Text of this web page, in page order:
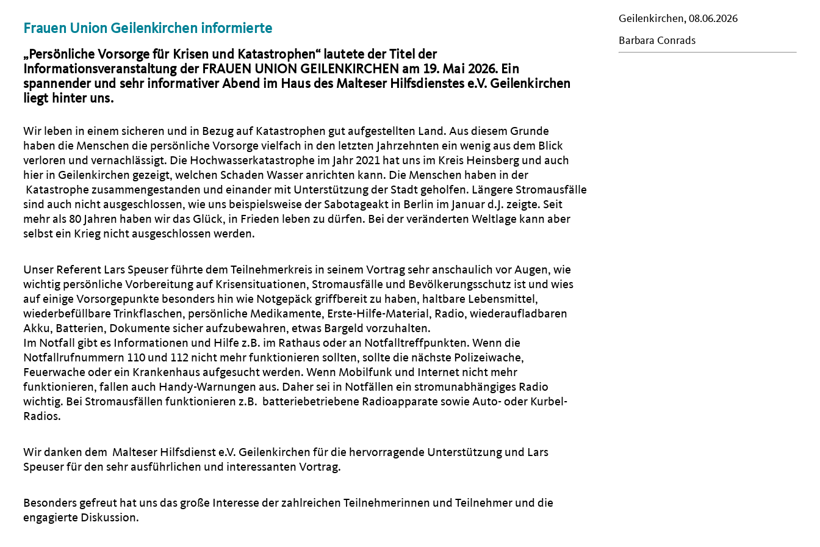
Frauen Union Geilenkirchen informierte
Persönliche Vorsorge für Krisen und Katastrophen“ lautete der Titel der
Informationsveranstaltung der FRAUEN UNION GEILENKIRCHEN am 19. Mai 2026. Ein
spannender und sehr informativer Abend im Haus des Malteser Hilfsdienstes e.V. Geilenkirchen
liegt hinter uns.
Wir leben in einem sicheren und in Bezug auf Katastrophen gut aufgestellten Land. Aus diesem Grunde
haben die Menschen die persönliche Vorsorge vielfach in den letzten Jahrzehnten ein wenig aus dem Blick
verloren und vernachlässigt. Die Hochwasserkatastrophe im Jahr 2021 hat uns im Kreis Heinsberg und auch
hier in Geilenkirchen gezeigt, welchen Schaden Wasser anrichten kann. Die Menschen haben in der
Katastrophe zusammengestanden und einander mit Unterstützung der Stadt geholfen. Längere Stromausfälle
sind auch nicht ausgeschlossen, wie uns beispielsweise der Sabotageakt in Berlin im Januar d.J. zeigte. Seit
mehr als 80 Jahren haben wir das Glück, in Frieden leben zu dürfen. Bei der veränderten Weltlage kann aber
selbst ein Krieg nicht ausgeschlossen werden.
Unser Referent Lars Speuser führte dem Teilnehmerkreis in seinem Vortrag sehr anschaulich vor Augen, wie
wichtig persönliche Vorbereitung auf Krisensituationen, Stromausfälle und Bevölkerungsschutz ist und wies
auf einige Vorsorgepunkte besonders hin wie Notgepäck griffbereit zu haben, haltbare Lebensmittel,
wiederbefüllbare Trinkflaschen, persönliche Medikamente, Erste-Hilfe-Material, Radio, wiederaufladbaren
Akku, Batterien, Dokumente sicher aufzubewahren, etwas Bargeld vorzuhalten.
Im Notfall gibt es Informationen und Hilfe z.B. im Rathaus oder an Notfalltreffpunkten. Wenn die
Notfallrufnummern 110 und 112 nicht mehr funktionieren sollten, sollte die nächste Polizeiwache,
Feuerwache oder ein Krankenhaus aufgesucht werden. Wenn Mobilfunk und Internet nicht mehr
funktionieren, fallen auch Handy-Warnungen aus. Daher sei in Notfällen ein stromunabhängiges Radio
wichtig. Bei Stromausfällen funktionieren z.B. batteriebetriebene Radioapparate sowie Auto- oder Kurbel-
Radios.
Wir danken dem Malteser Hilfsdienst e.V. Geilenkirchen für die hervorragende Unterstützung und Lars
Speuser für den sehr ausführlichen und interessanten Vortrag.
Besonders gefreut hat uns das große Interesse der zahlreichen Teilnehmerinnen und Teilnehmer und die
engagierte Diskussion.
Geilenkirchen, 08.06.2026
Barbara Conrads